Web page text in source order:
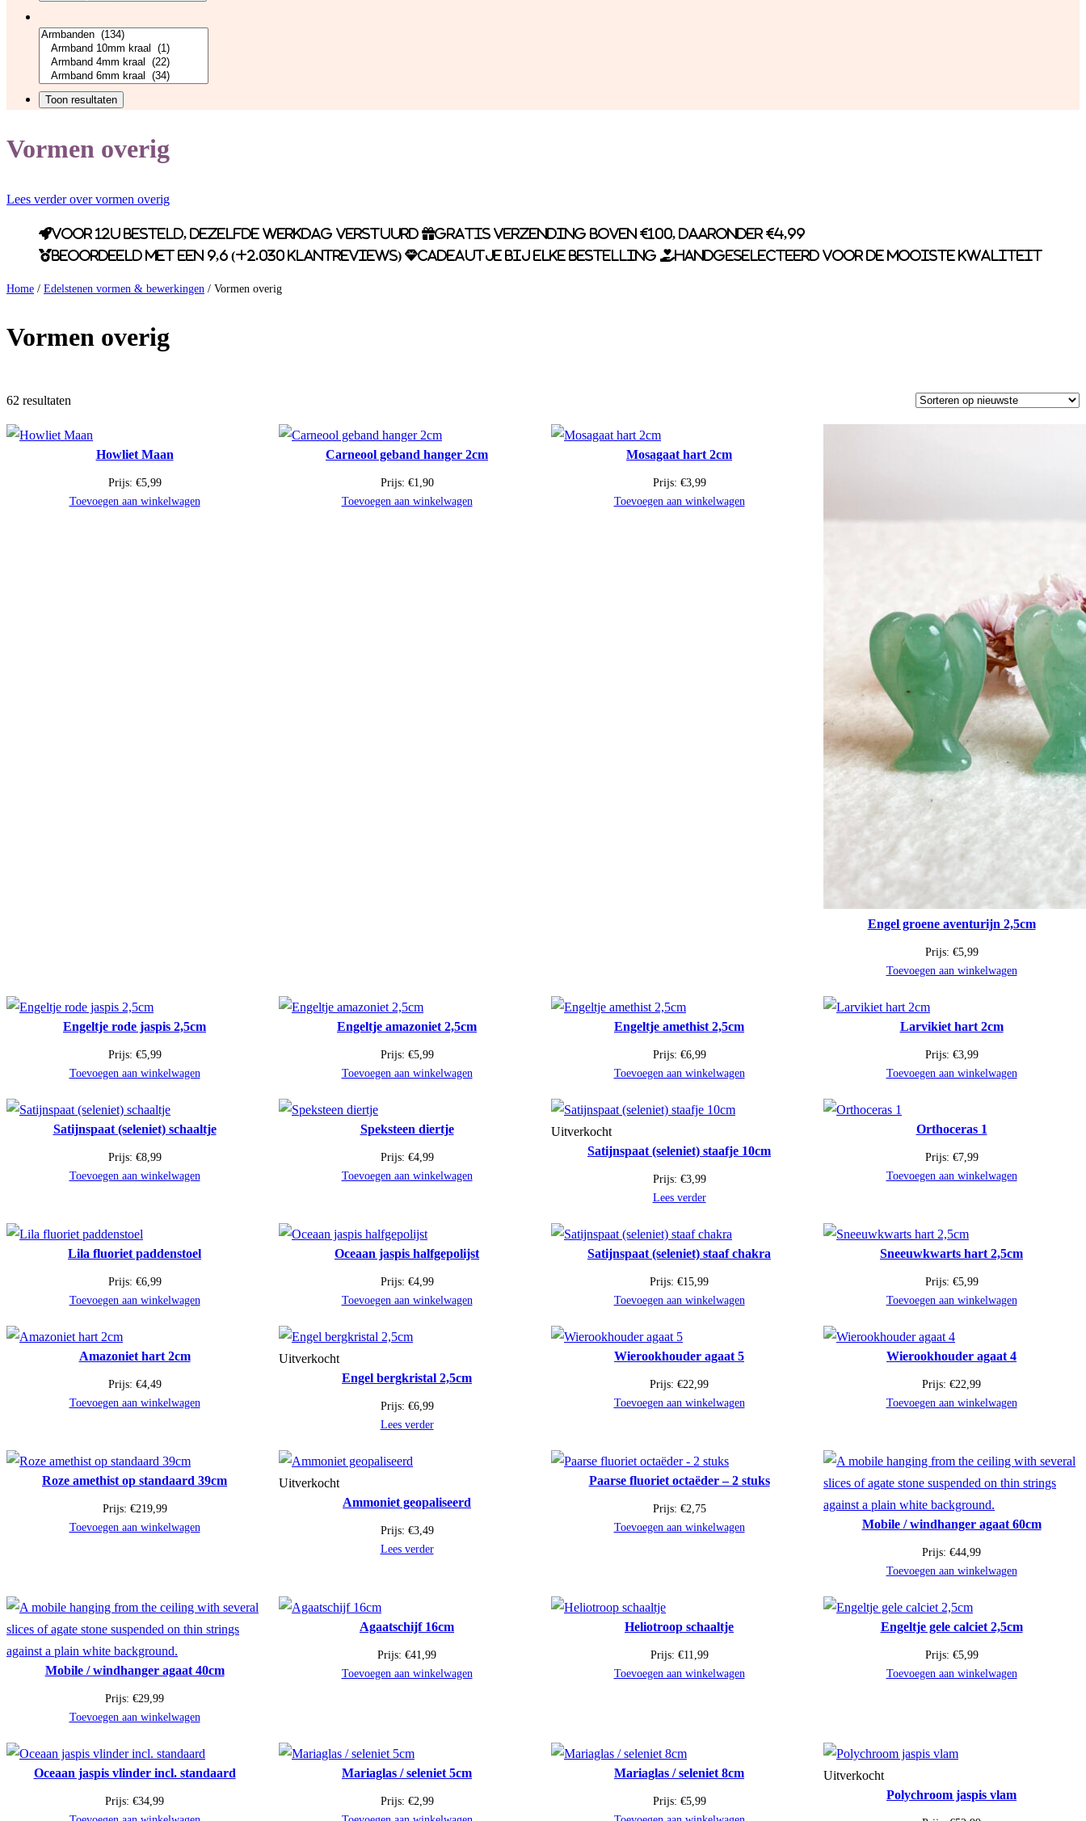
Vormen overig
Lees verder over vormen overig
Voor 12u besteld, dezelfde werkdag verstuurd
Gratis verzending boven €100, daaronder €4,99
Beoordeeld met een 9,6 (+2.030 klantreviews)
Cadeautje bij elke bestelling Handgeselecteerd voor de mooiste kwaliteit
Home / Edelstenen vormen & bewerkingen / Vormen overig
Vormen overig
62 resultaten
Howliet Maan
Prijs: €5,99
Toevoegen aan winkelwagen
Carneool geband hanger 2cm
Prijs: €1,90
Toevoegen aan winkelwagen
Mosagaat hart 2cm
Prijs: €3,99
Toevoegen aan winkelwagen
Engel groene aventurijn 2,5cm
Prijs: €5,99
Toevoegen aan winkelwagen
Engeltje rode jaspis 2,5cm
Prijs: €5,99
Toevoegen aan winkelwagen
Engeltje amazoniet 2,5cm
Prijs: €5,99
Toevoegen aan winkelwagen
Engeltje amethist 2,5cm
Prijs: €6,99
Toevoegen aan winkelwagen
Larvikiet hart 2cm
Prijs: €3,99
Toevoegen aan winkelwagen
Satijnspaat (seleniet) schaaltje
Prijs: €8,99
Toevoegen aan winkelwagen
Speksteen diertje
Prijs: €4,99
Toevoegen aan winkelwagen
Uitverkocht
Satijnspaat (seleniet) staafje 10cm
Prijs: €3,99
Lees verder
Orthoceras 1
Prijs: €7,99
Toevoegen aan winkelwagen
Lila fluoriet paddenstoel
Prijs: €6,99
Toevoegen aan winkelwagen
Oceaan jaspis halfgepolijst
Prijs: €4,99
Toevoegen aan winkelwagen
Satijnspaat (seleniet) staaf chakra
Prijs: €15,99
Toevoegen aan winkelwagen
Sneeuwkwarts hart 2,5cm
Prijs: €5,99
Toevoegen aan winkelwagen
Amazoniet hart 2cm
Prijs: €4,49
Toevoegen aan winkelwagen
Uitverkocht
Engel bergkristal 2,5cm
Prijs: €6,99
Lees verder
Wierookhouder agaat 5
Prijs: €22,99
Toevoegen aan winkelwagen
Wierookhouder agaat 4
Prijs: €22,99
Toevoegen aan winkelwagen
Roze amethist op standaard 39cm
Prijs: €219,99
Toevoegen aan winkelwagen
Uitverkocht
Ammoniet geopaliseerd
Prijs: €3,49
Lees verder
Paarse fluoriet octaëder – 2 stuks
Prijs: €2,75
Toevoegen aan winkelwagen
Mobile / windhanger agaat 60cm
Prijs: €44,99
Toevoegen aan winkelwagen
Mobile / windhanger agaat 40cm
Prijs: €29,99
Toevoegen aan winkelwagen
Agaatschijf 16cm
Prijs: €41,99
Toevoegen aan winkelwagen
Heliotroop schaaltje
Prijs: €11,99
Toevoegen aan winkelwagen
Engeltje gele calciet 2,5cm
Prijs: €5,99
Toevoegen aan winkelwagen
Oceaan jaspis vlinder incl. standaard
Prijs: €34,99
Mariaglas / seleniet 5cm
Prijs: €2,99
Mariaglas / seleniet 8cm
Prijs: €5,99
Uitverkocht
Polychroom jaspis vlam